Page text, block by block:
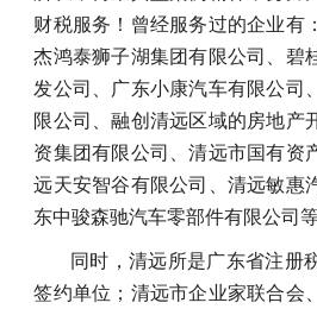
财税服务！曾经服务过的企业有
杰鸿泰狮子湖集团有限公司、碧
发公司、广东小康汽车有限公司
限公司、融创清远区域的房地产
资集团有限公司、清远市国有资
远天安智谷有限公司、清远敏惠
东中骏森驰汽车零部件有限公司等
同时，清远所是广东省注册
签约单位；清远市企业家联合会